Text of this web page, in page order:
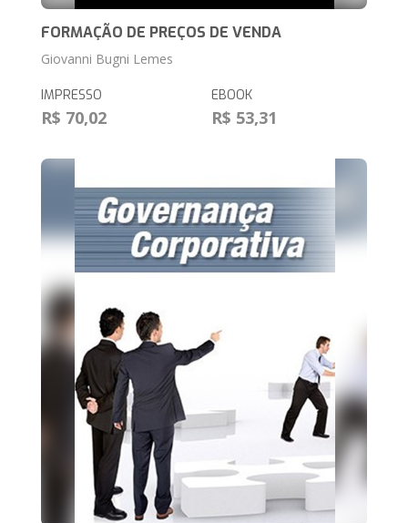
FORMAÇÃO DE PREÇOS DE VENDA
Giovanni Bugni Lemes
IMPRESSO
R$ 70,02
EBOOK
R$ 53,31